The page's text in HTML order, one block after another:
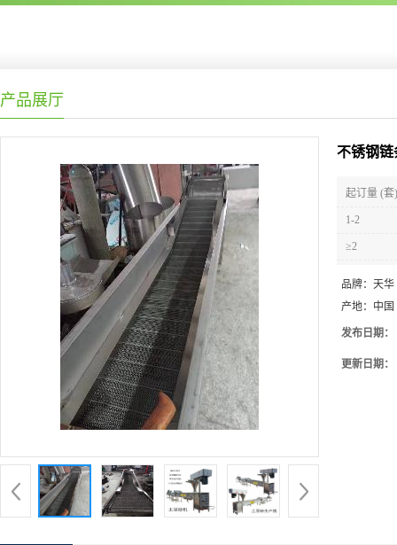
产品展厅
不锈钢链
起订量 (套)
1-2
≥2
品牌： 天华
产地： 中国
发布日期：
更新日期：